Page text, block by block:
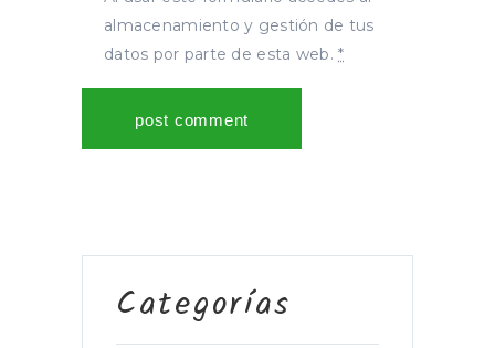
almacenamiento y gestión de tus
datos por parte de esta web.*
Categorías